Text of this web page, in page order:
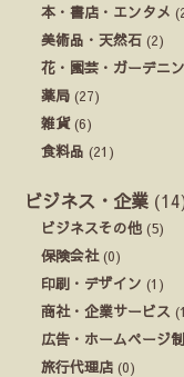
本・書店・エンタメ
美術品・天然石 (2)
花・園芸・ガーデニ
薬局 (27)
雑貨(6)
食料品 (21)
ビジネス・企業
ビジネスその他 (5)
保険会社(0)
印刷・デザイン (1)
商社・企業サービス
広告・ホームページ
旅行代理店 (0)